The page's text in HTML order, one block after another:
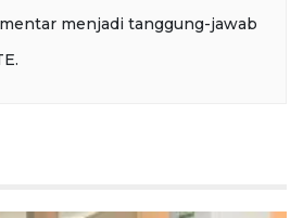
menjadi tanggung-jawab